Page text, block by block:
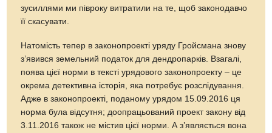
зусиллями ми півроку витратили на те, щоб законодавчо
її скасувати.
Натомість тепер в законопроекті уряду Гройсмана знову
з’явився земельний податок для дендропарків. Взагалі,
поява цієї норми в тексті урядового законопроекту – це
окрема детективна історія, яка потребує розслідування.
Адже в законопроекті, поданому урядом 15.09.2016 ця
норма була відсутня; доопрацьований проект закону від
3.11.2016 також не містив цієї норми. А з’являється вона